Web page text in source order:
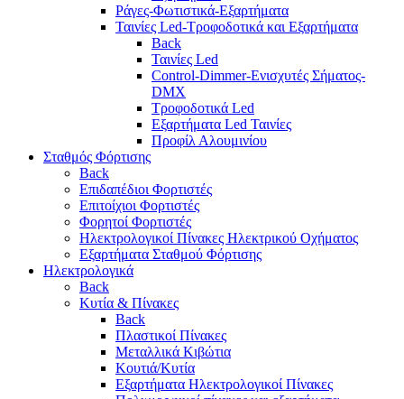
Ράγες-Φωτιστικά-Εξαρτήματα
Ταινίες Led-Τροφοδοτικά και Εξαρτήματα
Back
Ταινίες Led
Control-Dimmer-Ενισχυτές Σήματος-
DMX
Τροφοδοτικά Led
Εξαρτήματα Led Ταινίες
Προφίλ Αλουμινίου
Σταθμός Φόρτισης
Back
Επιδαπέδιοι Φορτιστές
Επιτoίχιοι Φορτιστές
Φορητοί Φορτιστές
Ηλεκτρολογικοί Πίνακες Ηλεκτρικού Οχήματος
Εξαρτήματα Σταθμού Φόρτισης
Ηλεκτρολογικά
Back
Κυτία & Πίνακες
Back
Πλαστικοί Πίνακες
Μεταλλικά Κιβώτια
Κουτιά/Κυτία
Εξαρτήματα Ηλεκτρολογικοί Πίνακες